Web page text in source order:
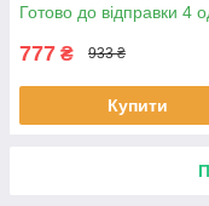
Готово до відправки 4
777 ₴ 933 ₴
Купити